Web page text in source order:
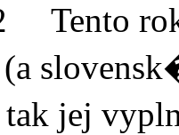
Tento
jej